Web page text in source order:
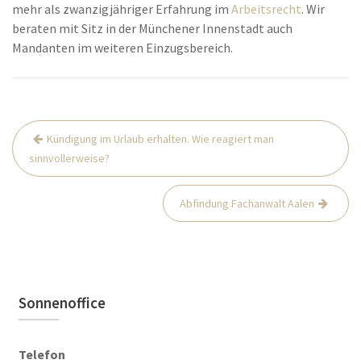
mehr als zwanzigjähriger Erfahrung im Arbeitsrecht. Wir
beraten mit Sitz in der Münchener Innenstadt auch
Mandanten im weiteren Einzugsbereich.
Beitrags-
Navigation
Kündigung im Urlaub erhalten. Wie reagiert man
sinnvollerweise?
Abfindung Fachanwalt Aalen
Sonnenoffice
Telefon